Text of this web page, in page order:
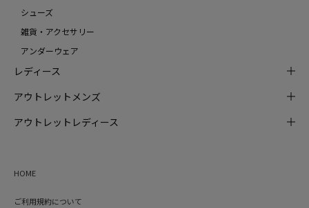
シューズ
雑貨・アクセサリー
アンダーウェア
レディース
アウトレットメンズ
アウトレットレディース
HOME
ご利用規約について